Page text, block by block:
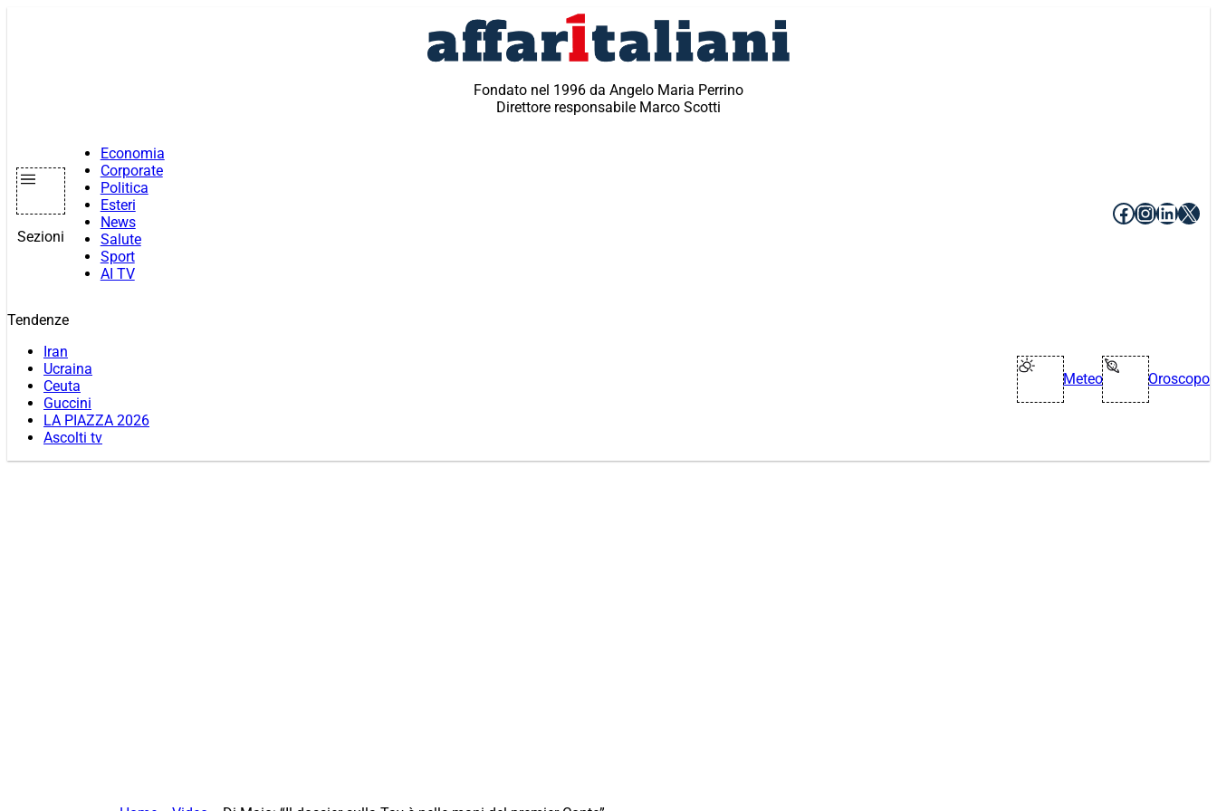
Fondato nel 1996 da Angelo Maria Perrino
Direttore responsabile Marco Scotti
Sezioni
Economia
Corporate
Politica
Esteri
News
Salute
Sport
AI TV
Facebook
X
Tendenze
Iran
Ucraina
Ceuta
Guccini
LA PIAZZA 2026
Ascolti tv
Meteo Oroscopo